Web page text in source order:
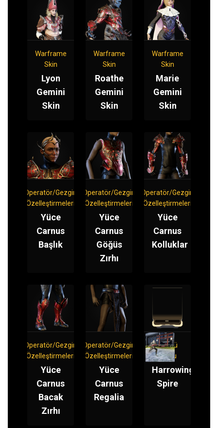
Warframe
Skin
Lyon
Gemini
Skin
Warframe
Skin
Roathe
Gemini
Skin
Warframe
Skin
Marie
Gemini
Skin
Operatör/Gezgin
Özelleştirmeleri
Yüce
Carnus
Başlık
Operatör/Gezgin
Özelleştirmeleri
Yüce
Carnus
Göğüs
Zırhı
Operatör/Gezgin
Özelleştirmeleri
Yüce
Carnus
Kolluklar
Operatör/Gezgin
Özelleştirmeleri
Yüce
Carnus
Bacak
Zırhı
Operatör/Gezgin
Özelleştirmeleri
Yüce
Carnus
Regalia
Süngü
Modu
Harrowing
Spire